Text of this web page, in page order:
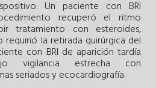
Un paciente con BRI
recuperó el ritmo
tratamiento con esteroides,
requirió la retirada quirúrgica del
con BRI de aparición tardía
vigilancia estrecha con
seriados y ecocardiografía.